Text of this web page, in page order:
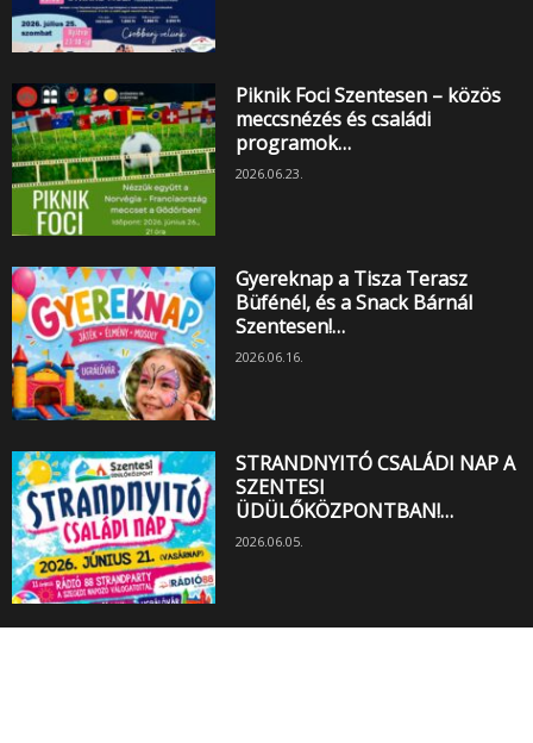
Piknik Foci Szentesen – közös
meccsnézés és családi
programok…
2026.06.23.
Gyereknap a Tisza Terasz
Büfénél, és a Snack Bárnál
Szentesen!…
2026.06.16.
STRANDNYITÓ CSALÁDI NAP A
SZENTESI
ÜDÜLŐKÖZPONTBAN!…
2026.06.05.